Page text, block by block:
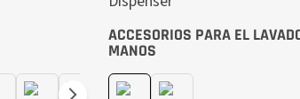
ACCESORIOS PARA EL
MANOS